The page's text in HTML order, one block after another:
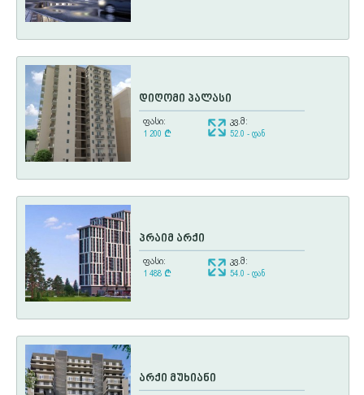
დიღომი პალასი
ფასი:
1 200 ¢
კვ.მ:
52.0 - დან
პრაიმ არქი
ფასი:
1 488 ¢
კვ.მ:
54.0 - დან
არქი მუხიანი